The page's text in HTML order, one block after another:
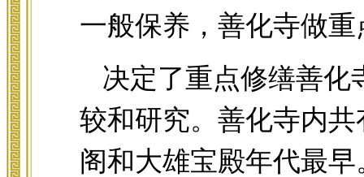
一般保养，善化寺做
决定了重点修缮善化
较和研究。善化寺内
阁和大雄宝殿年代最